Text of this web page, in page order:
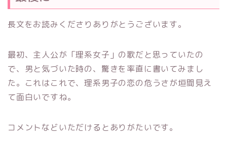
長文をお読みくださりありがとうございます。
最初、主人公が「理系女子」の歌だと思っていたの
で、男と気づいた時の、驚きを率直に書いてみまし
た。これはこれで、理系男子の恋の危うさが垣間見え
て面白いですね。
コメントなどいただけるとありがたいです。